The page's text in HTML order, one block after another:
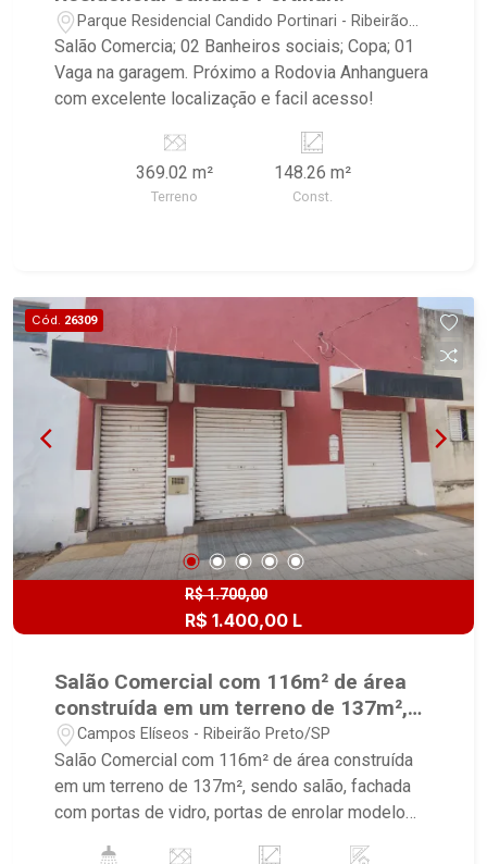
Parque Residencial Candido Portinari - Ribeirão
Preto/SP
Salão Comercia; 02 Banheiros sociais; Copa; 01
Vaga na garagem. Próximo a Rodovia Anhanguera
com excelente localização e facil acesso!
369.02 m²
Terreno
148.26 m²
Const.
Cód. 26309
R$ 1.700,00
R$ 1.400,00 L
Salão Comercial com 116m² de área
construída em um terreno de 137m²,
sendo salão, fachada com portas de
vidro, portas de enrolar modelo
comercial
Campos Elíseos - Ribeirão Preto/SP
Salão Comercial com 116m² de área construída
em um terreno de 137m², sendo salão, fachada
com portas de vidro, portas de enrolar modelo